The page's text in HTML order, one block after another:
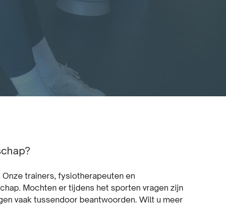
trainers, fysiotherapeuten en
Mochten er tijdens het sporten vragen zijn
vaak tussendoor beantwoorden. Wilt u meer